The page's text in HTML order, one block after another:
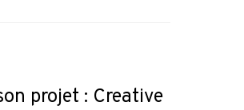
projet : Creative